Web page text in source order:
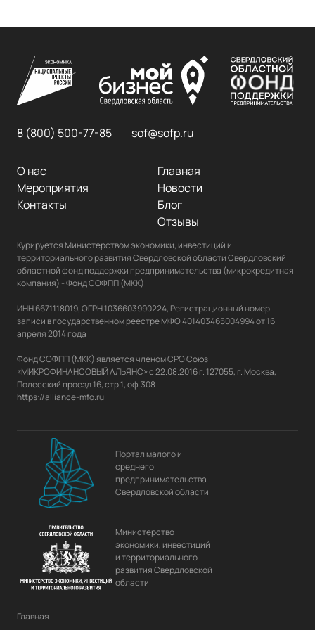
8 (800) 500-77-85 sof@sofp.ru
Главная
О нас
Новости
Мероприятия
Блог
Контакты
Отзывы
Курируется Министерством экономики, инвестиций и
территориального развития Свердловской области Свердловский
областной фонд поддержки предпринимательства (микрокредитная
компания) - Фонд СОФПП (МКК)
ИНН 6671118019, ОГРН 1036603990224, Регистрационный номер
записи в государственном реестре МФО 401403465004994 от 16
апреля 2014 года
Фонд СОФПП (МКК) является членом СРО Союз
«МИКРОФИНАНСОВЫЙ АЛЬЯНС» с 22.08.2016 г. 127055, г. Москва,
https://alliance-mfo.ru
Портал малого и
среднего
предпринимательства
Свердловской области
Министерство
экономики, инвестиций
и территориального
развития Свердловской
области
Главная